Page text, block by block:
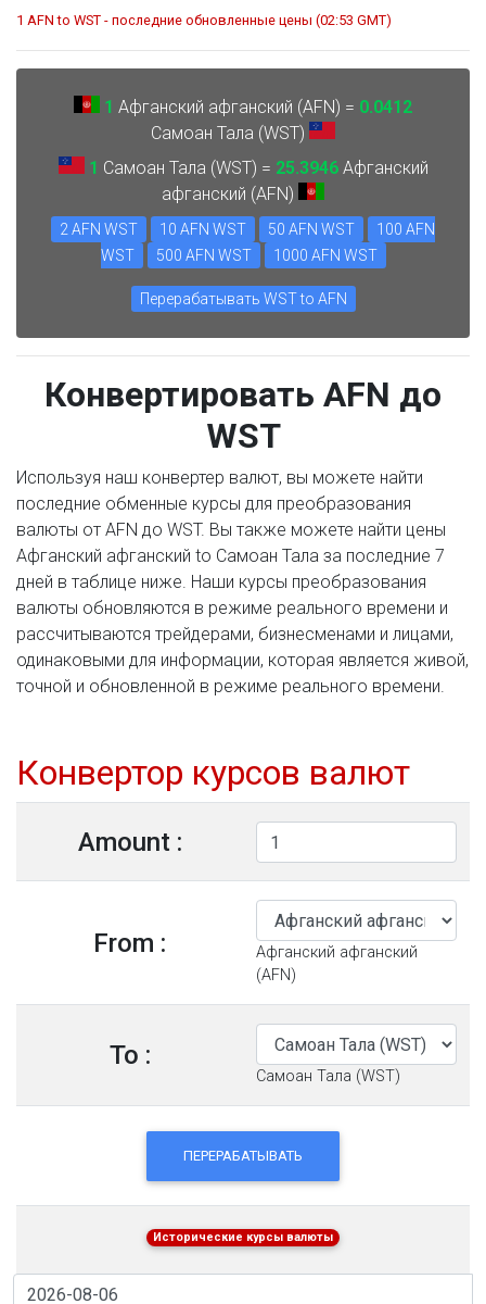
1 AFN to WST - последние обновленные цены (02:53 GMT)
1 Афганский афганский (AFN) = 0.0412
Самоан Тала (WST)
1 Самоан Тала (WST) = 25.3946Афганский
афганский (AFN)
2 AFN WST 10 AFN WST 50 AFN WST
100 AFN
WST
500 AFN WST 1000 AFN WST
Перерабатывать WST to AFN
Конвертировать AFN до
WST
Используя наш конвертер валют, вы можете найти
последние обменные курсы для преобразования
валюты от AFN до WST. Вы также можете найти цены
Афганский афганский to Самоан Тала за последние 7
дней в таблице ниже. Наши курсы преобразования
валюты обновляются в режиме реального времени и
рассчитываются трейдерами, бизнесменами и лицами,
одинаковыми для информации, которая является живой,
точной и обновленной в режиме реального времени.
Конвертор курсов валют
Amount :
From :
Афганский афганский
(AFN)
To :
Самоан Тала (WST)
ПЕРЕРАБАТЫВАТЬ
Исторические курсы валюты